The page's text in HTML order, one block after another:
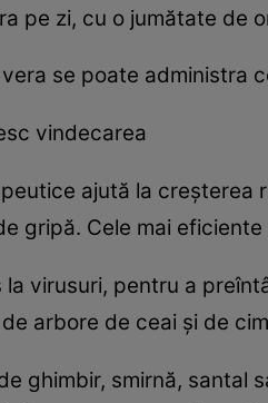
pe zi, cu o jumătate de
se poate administra
vindecarea
ajută la
gripă. Cele mai
virusuri, pentru a
arbore de ceai şi de
ghimbir, smirnă, santal